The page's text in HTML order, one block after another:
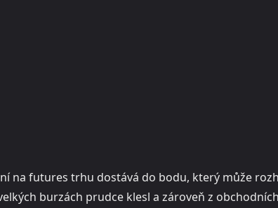
na futures trhu dostává do bodu, který může
burzách prudce klesl a zároveň z